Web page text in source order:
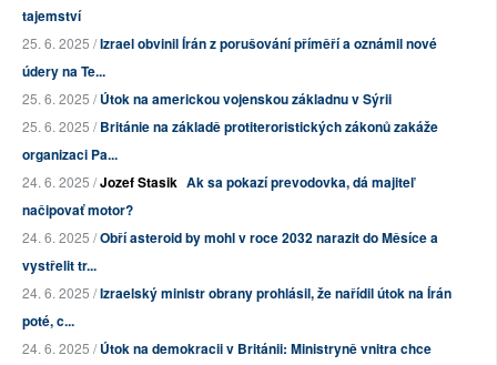
tajemství
25. 6. 2025 /Izrael obvinil Írán z porušování příměří a oznámil nové
údery na Te...
25. 6. 2025 /Útok na americkou vojenskou základnu v Sýrii
25. 6. 2025 /Británie na základě protiteroristických zákonů zakáže
organizaci Pa...
24. 6. 2025 /Jozef Stasik Ak sa pokazí prevodovka, dá majiteľ
načipovať motor?
24. 6. 2025 /Obří asteroid by mohl v roce 2032 narazit do Měsíce a
vystřelit tr...
24. 6. 2025 /Izraelský ministr obrany prohlásil, že nařídil útok na Írán
poté, c...
24. 6. 2025 /Útok na demokracii v Británii: Ministryně vnitra chce